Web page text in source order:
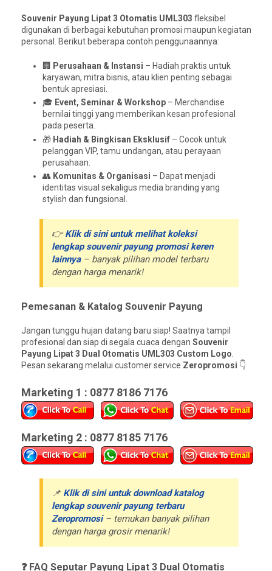
Souvenir Payung Lipat 3 Otomatis UML303 fleksibel
digunakan di berbagai kebutuhan promosi maupun kegiatan
personal. Berikut beberapa contoh penggunaannya:
🏢 Perusahaan & Instansi – Hadiah praktis untuk
karyawan, mitra bisnis, atau klien penting sebagai
bentuk apresiasi.
🎓 Event, Seminar & Workshop – Merchandise
bernilai tinggi yang memberikan kesan profesional
pada peserta.
🎁 Hadiah & Bingkisan Eksklusif – Cocok untuk
pelanggan VIP, tamu undangan, atau perayaan
perusahaan.
👥 Komunitas & Organisasi – Dapat menjadi
identitas visual sekaligus media branding yang
stylish dan fungsional.
👉Klik di sini untuk melihat koleksi
lengkap souvenir payung promosi keren
lainnya– banyak pilihan model terbaru
dengan harga menarik!
Pemesanan & Katalog Souvenir Payung
Jangan tunggu hujan datang baru siap! Saatnya tampil
profesional dan siap di segala cuaca dengan Souvenir
Payung Lipat 3 Dual Otomatis UML303 Custom Logo.
Pesan sekarang melalui customer service Zeropromosi 👇
Marketing 1 : 0877 8186 7176
Marketing 2 : 0877 8185 7176
📌 Klik di sini untuk download katalog
lengkap souvenir payung terbaru
Zeropromosi– temukan banyak pilihan
dengan harga grosir menarik!
❓ FAQ Seputar Payung Lipat 3 Dual Otomatis